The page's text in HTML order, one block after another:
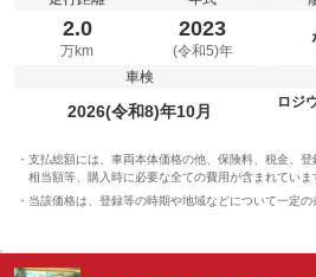
2.0
万km
2023
(令和5)年
車検
2026(令和8)年10月
ロジ
支払総額には、車両本体価格の他、保険料、税金、
相当額等、購入時に必要な全ての費用が含まれていま
当該価格は、登録等の時期や地域などについて一定の